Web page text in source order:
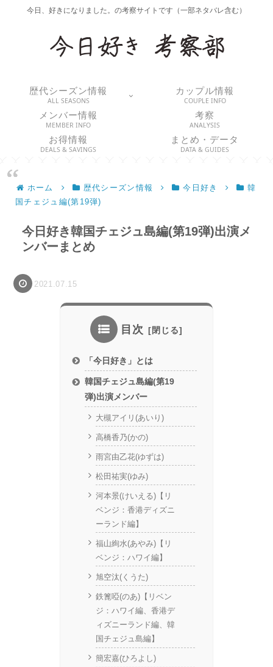
今日、好きになりました。の考察サイトです（一部ネタバレ含む）
歴代シーズン情報
ALL SEASONS
カップル情報
COUPLE INFO
メンバー情報
MEMBER INFO
考察
ANALYSIS
お得情報
DEALS & SAVINGS
まとめ・データ
DATA & GUIDES
ホーム 歴代シーズン情報 今日好き
韓
国チェジュ編(第19弾)
今日好き韓国チェジュ島編(第19弾)出演メ
ンバーまとめ
2021.07.15
目次
「今日好き」とは
韓国チェジュ島編(第19
弾)出演メンバー
大槻アイリ(あいり)
高橋香乃(かの)
雨宮由乙花(ゆずは)
松田祐実(ゆみ)
河本景(けいえる)【リ
ベンジ：香港ディズニ
ーランド編】
福山絢水(あやみ)【リ
ベンジ：ハワイ編】
旭空汰(くうた)
鉄篦啞(のあ)【リベン
ジ：ハワイ編、香港デ
ィズニーランド編、韓
国チェジュ島編】
簡宏嘉(ひろよし)